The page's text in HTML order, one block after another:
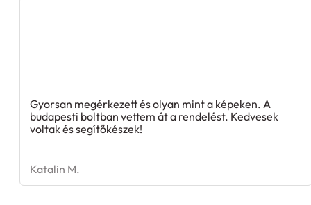
Gyorsan megérkezett és olyan mint a képeken. A
budapesti boltban vettem át a rendelést. Kedvesek
voltak és segítőkészek!
Katalin M.